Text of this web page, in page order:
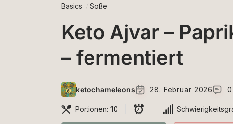
Basics Soße
Keto Ajvar –
– fermentiert
ketochameleons 28. Februar 2026 0
Portionen: 10